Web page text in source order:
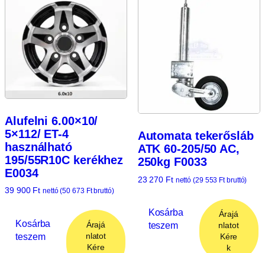
Alufelni 6.00×10/
5×112/ ET-4
használható
195/55R10C kerékhez
E0034
39 900 Ft nettó (50 673 Ftbruttó)
Kosárba
teszem
Árajá
nlatot
Kére
Automata tekerősláb
ATK 60-205/50 AC,
250kg F0033
23 270 Ft nettó (29 553 Ftbruttó)
Kosárba
teszem
Árajá
nlatot
Kére
k